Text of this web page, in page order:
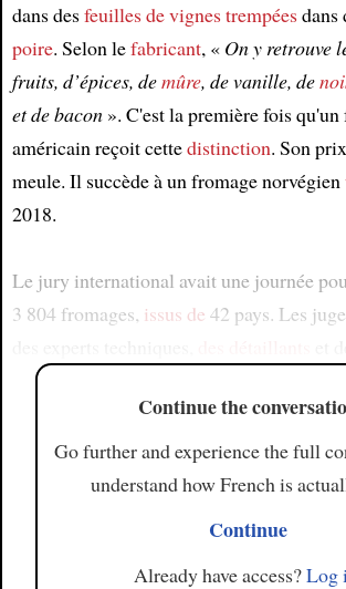
dans desfeuilles de vignestrempéesdans
poire. Selon lefabricant, « On y retrouve
fruits, d’épices, demûre, de vanille, de
et de bacon». C'est la première fois qu'un
américain reçoit cettedistinction. Son
meule. Il succède à un fromage norvégien
2018.
Le jury international avait une journée
3 804 fromages, issus de 42 pays. Les
Continue the
Go further and experience the full
understand how French is
Continue
Already have access?Log